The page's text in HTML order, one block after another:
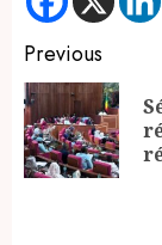
Continue
Reading
Previous